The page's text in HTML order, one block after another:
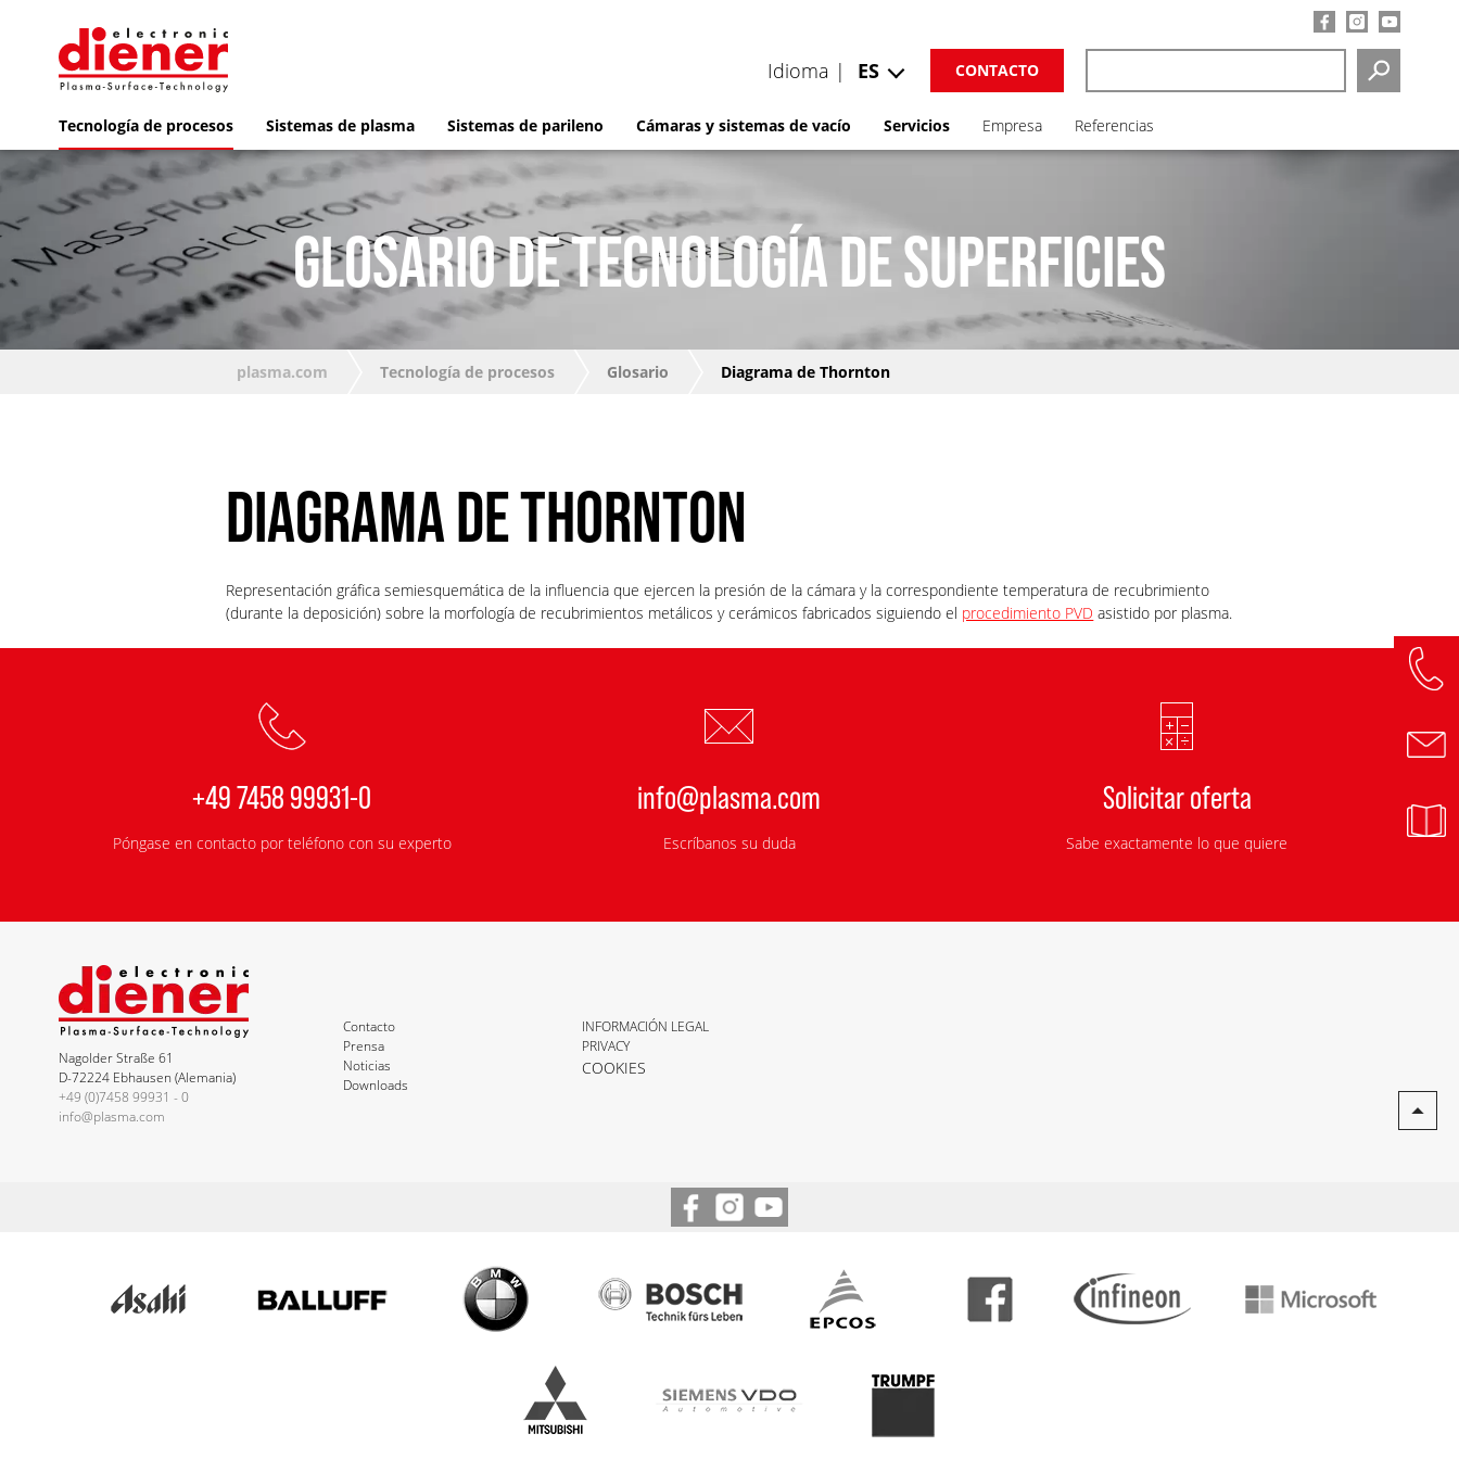
SEARCH
CONTACTO
Idioma | ES
Tecnología de procesos Sistemas de plasma Sistemas de parileno Cámaras y sistemas de vacío Servicios Empresa Referencias
GLOSARIO DE TECNOLOGÍA DE SUPERFICIES
plasma.com Tecnología de procesos Glosario Diagrama de Thornton
DIAGRAMA DE THORNTON
Representación gráfica semiesquemática de la influencia que ejercen la presión de la cámara y la correspondiente temperatura de recubrimiento
(durante la deposición) sobre la morfología de recubrimientos metálicos y cerámicos fabricados siguiendo el procedimiento PVD asistido por plasma.
+49 7458 99931-0
Póngase en contacto por teléfono con su experto
info@plasma.com
Escríbanos su duda
Solicitar oferta
Sabe exactamente lo que quiere
Nagolder Straße 61
D-72224 Ebhausen (Alemania)
+49 (0)7458 99931 - 0
info@plasma.com
Contacto
Prensa
Noticias
Downloads
INFORMACIÓN LEGAL
PRIVACY
COOKIES